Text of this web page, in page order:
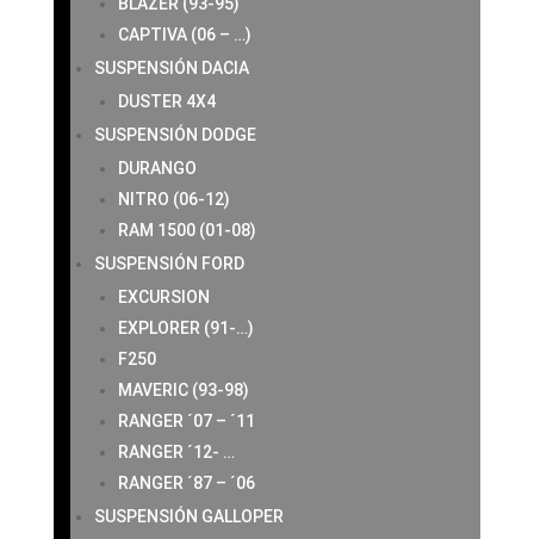
CAPTIVA (06 – …)
SUSPENSIÓN DACIA
DUSTER 4X4
SUSPENSIÓN DODGE
DURANGO
NITRO (06-12)
RAM 1500 (01-08)
SUSPENSIÓN FORD
EXCURSION
EXPLORER (91-…)
F250
MAVERIC (93-98)
RANGER ´07 – ´11
RANGER ´12- …
RANGER ´87 – ´06
SUSPENSIÓN GALLOPER